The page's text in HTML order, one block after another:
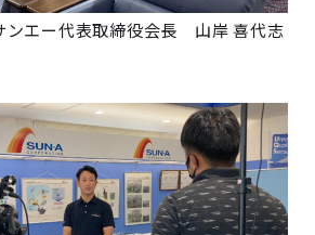
ンエー代表取締役会長 山岸 喜代志